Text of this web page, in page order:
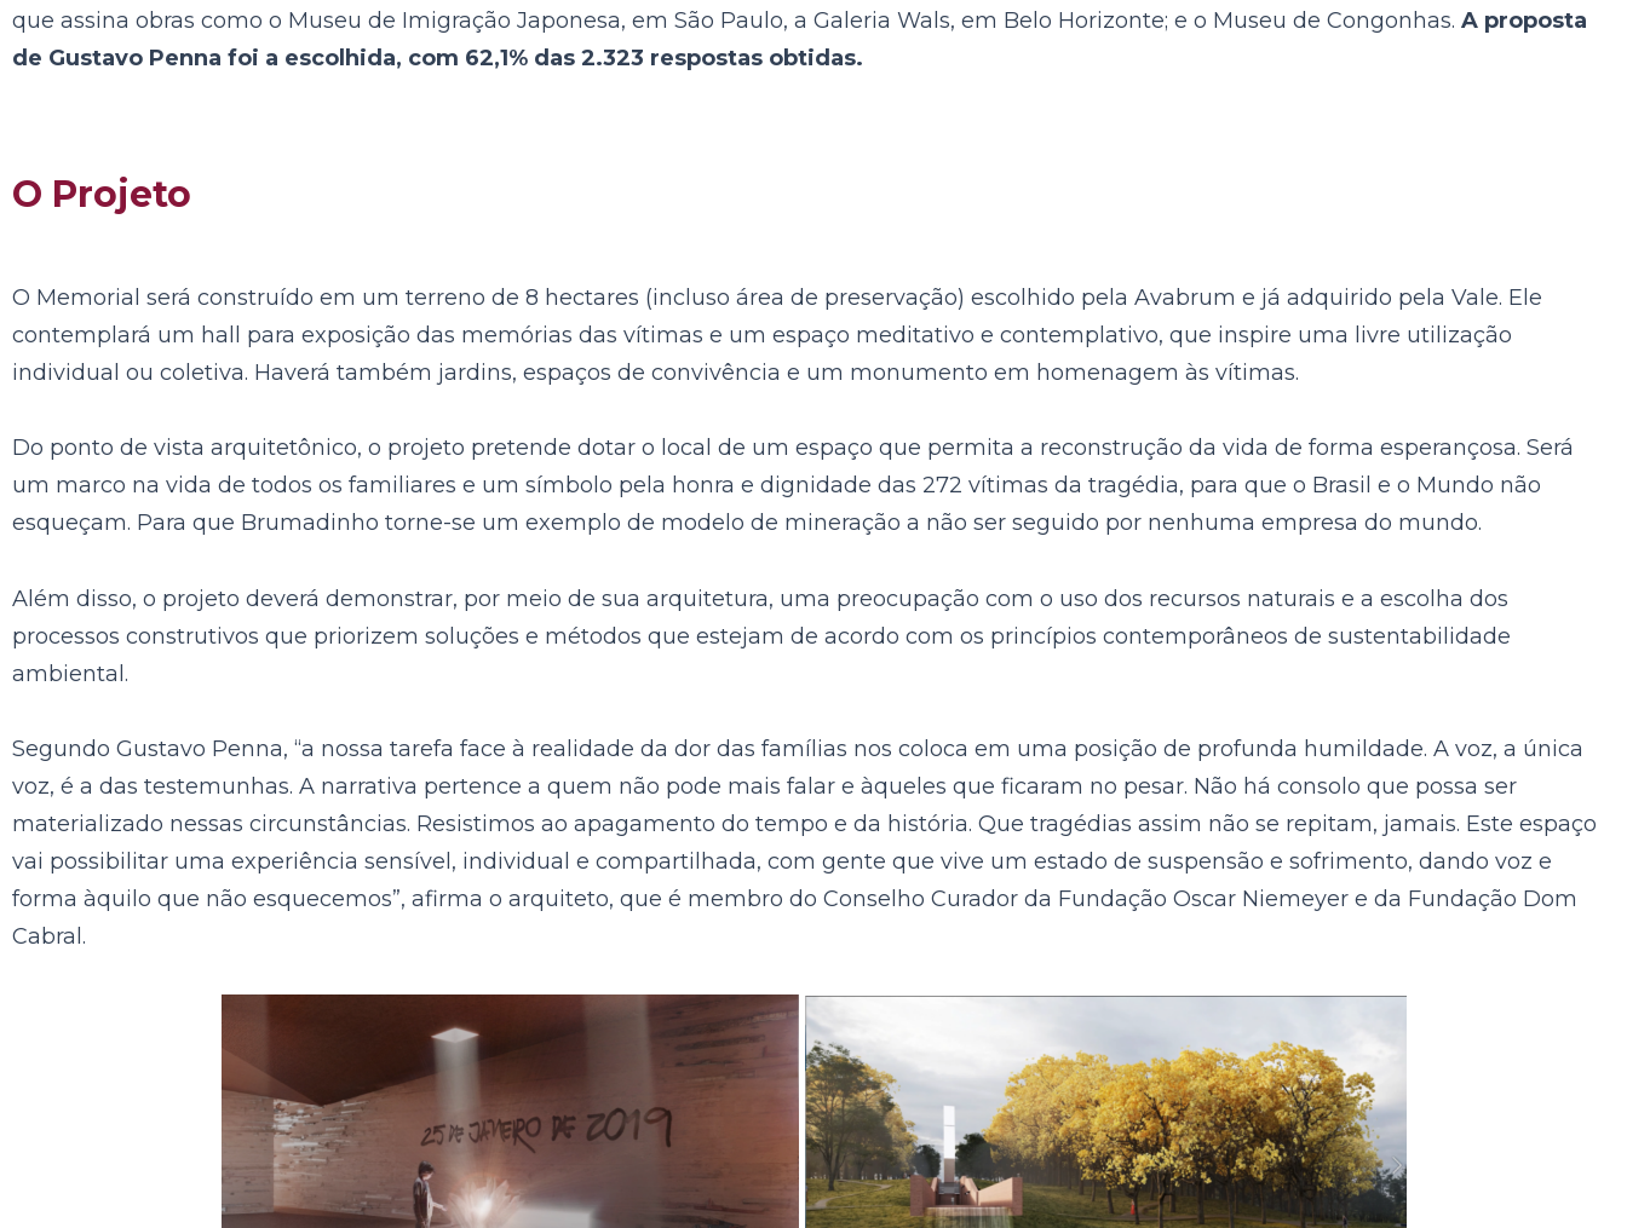
que assina obras como o Museu de Imigração Japonesa, em São Paulo, a Galeria Wals, em Belo Horizonte; e o Museu de Congonhas. A proposta
de Gustavo Penna foi a escolhida, com 62,1% das 2.323 respostas obtidas.
O Projeto
O Memorial será construído em um terreno de 8 hectares (incluso área de preservação) escolhido pela Avabrum e já adquirido pela Vale. Ele
contemplará um hall para exposição das memórias das vítimas e um espaço meditativo e contemplativo, que inspire uma livre utilização
individual ou coletiva. Haverá também jardins, espaços de convivência e um monumento em homenagem às vítimas.
Do ponto de vista arquitetônico, o projeto pretende dotar o local de um espaço que permita a reconstrução da vida de forma esperançosa. Será
um marco na vida de todos os familiares e um símbolo pela honra e dignidade das 272 vítimas da tragédia, para que o Brasil e o Mundo não
esqueçam. Para que Brumadinho torne-se um exemplo de modelo de mineração a não ser seguido por nenhuma empresa do mundo.
Além disso, o projeto deverá demonstrar, por meio de sua arquitetura, uma preocupação com o uso dos recursos naturais e a escolha dos
processos construtivos que priorizem soluções e métodos que estejam de acordo com os princípios contemporâneos de sustentabilidade
ambiental.
Segundo Gustavo Penna, “a nossa tarefa face à realidade da dor das famílias nos coloca em uma posição de profunda humildade. A voz, a única
voz, é a das testemunhas. A narrativa pertence a quem não pode mais falar e àqueles que ficaram no pesar. Não há consolo que possa ser
materializado nessas circunstâncias. Resistimos ao apagamento do tempo e da história. Que tragédias assim não se repitam, jamais. Este espaço
vai possibilitar uma experiência sensível, individual e compartilhada, com gente que vive um estado de suspensão e sofrimento, dando voz e
forma àquilo que não esquecemos”, afirma o arquiteto, que é membro do Conselho Curador da Fundação Oscar Niemeyer e da Fundação Dom
Cabral.